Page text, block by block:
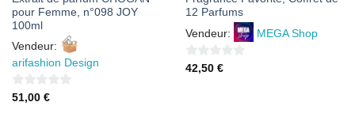
pour Femme, n°098 JOY
100ml
Vendeur:
arifashion Design
0
51,00 €
12 Parfums
Vendeur:
MEGA Shop
0
42,50 €